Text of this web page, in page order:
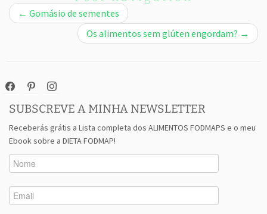
← Gomásio de sementes
Os alimentos sem glúten engordam? →
facebookpinterestinstagram
SUBSCREVE A MINHA NEWSLETTER
Receberás grátis a Lista completa dos ALIMENTOS FODMAPS e o meu
Ebook sobre a DIETA FODMAP!